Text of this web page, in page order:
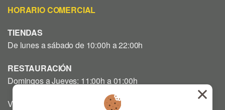
HORARIO COMERCIAL
TIENDAS
De lunes a sábado de 10:00h a 22:00h
RESTAURACIÓN
Domingos a Jueves: 11:00h a 01:00h
Viernes y Sábado: 12:00h a 03:00h